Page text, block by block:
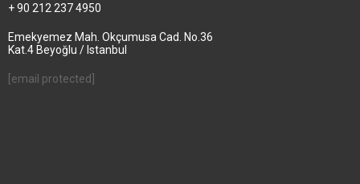
+ 90 212 237 4950
Emekyemez Mah. Okçumusa Cad. No.36
Kat.4 Beyoğlu / Istanbul
[email protected]